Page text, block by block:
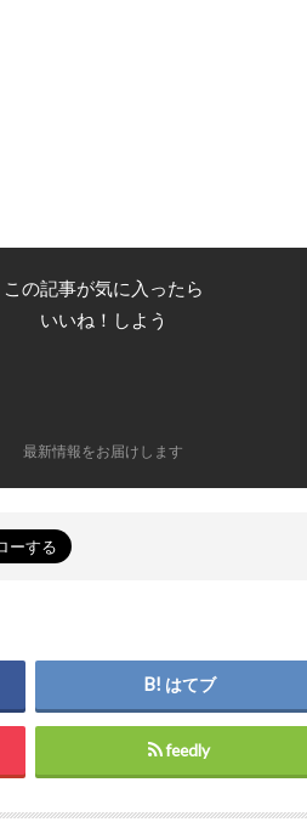
この記事が気に入ったら
いいね！しよう
最新情報をお届けします
はてブ
feedly